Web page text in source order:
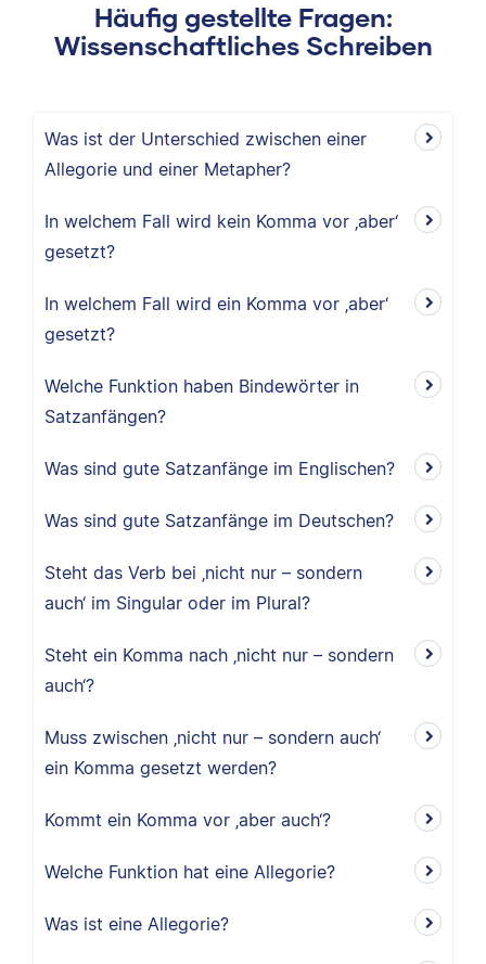
Häufig gestellte Fragen:
Wissenschaftliches Schreiben
Was ist der Unterschied zwischen einer
Allegorie und einer Metapher?
In welchem Fall wird kein Komma vor ‚aber‘
gesetzt?
In welchem Fall wird ein Komma vor ‚aber‘
gesetzt?
Welche Funktion haben Bindewörter in
Satzanfängen?
Was sind gute Satzanfänge im Englischen?
Was sind gute Satzanfänge im Deutschen?
Steht das Verb bei ‚nicht nur – sondern
auch‘ im Singular oder im Plural?
Steht ein Komma nach ‚nicht nur – sondern
auch‘?
Muss zwischen ‚nicht nur – sondern auch‘
ein Komma gesetzt werden?
Kommt ein Komma vor ‚aber auch‘?
Welche Funktion hat eine Allegorie?
Was ist eine Allegorie?